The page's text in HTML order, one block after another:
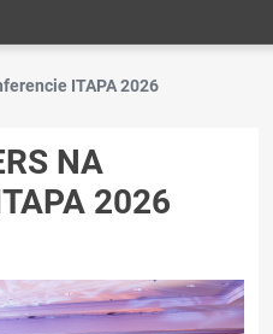
ITAPA 2026
NA
2026